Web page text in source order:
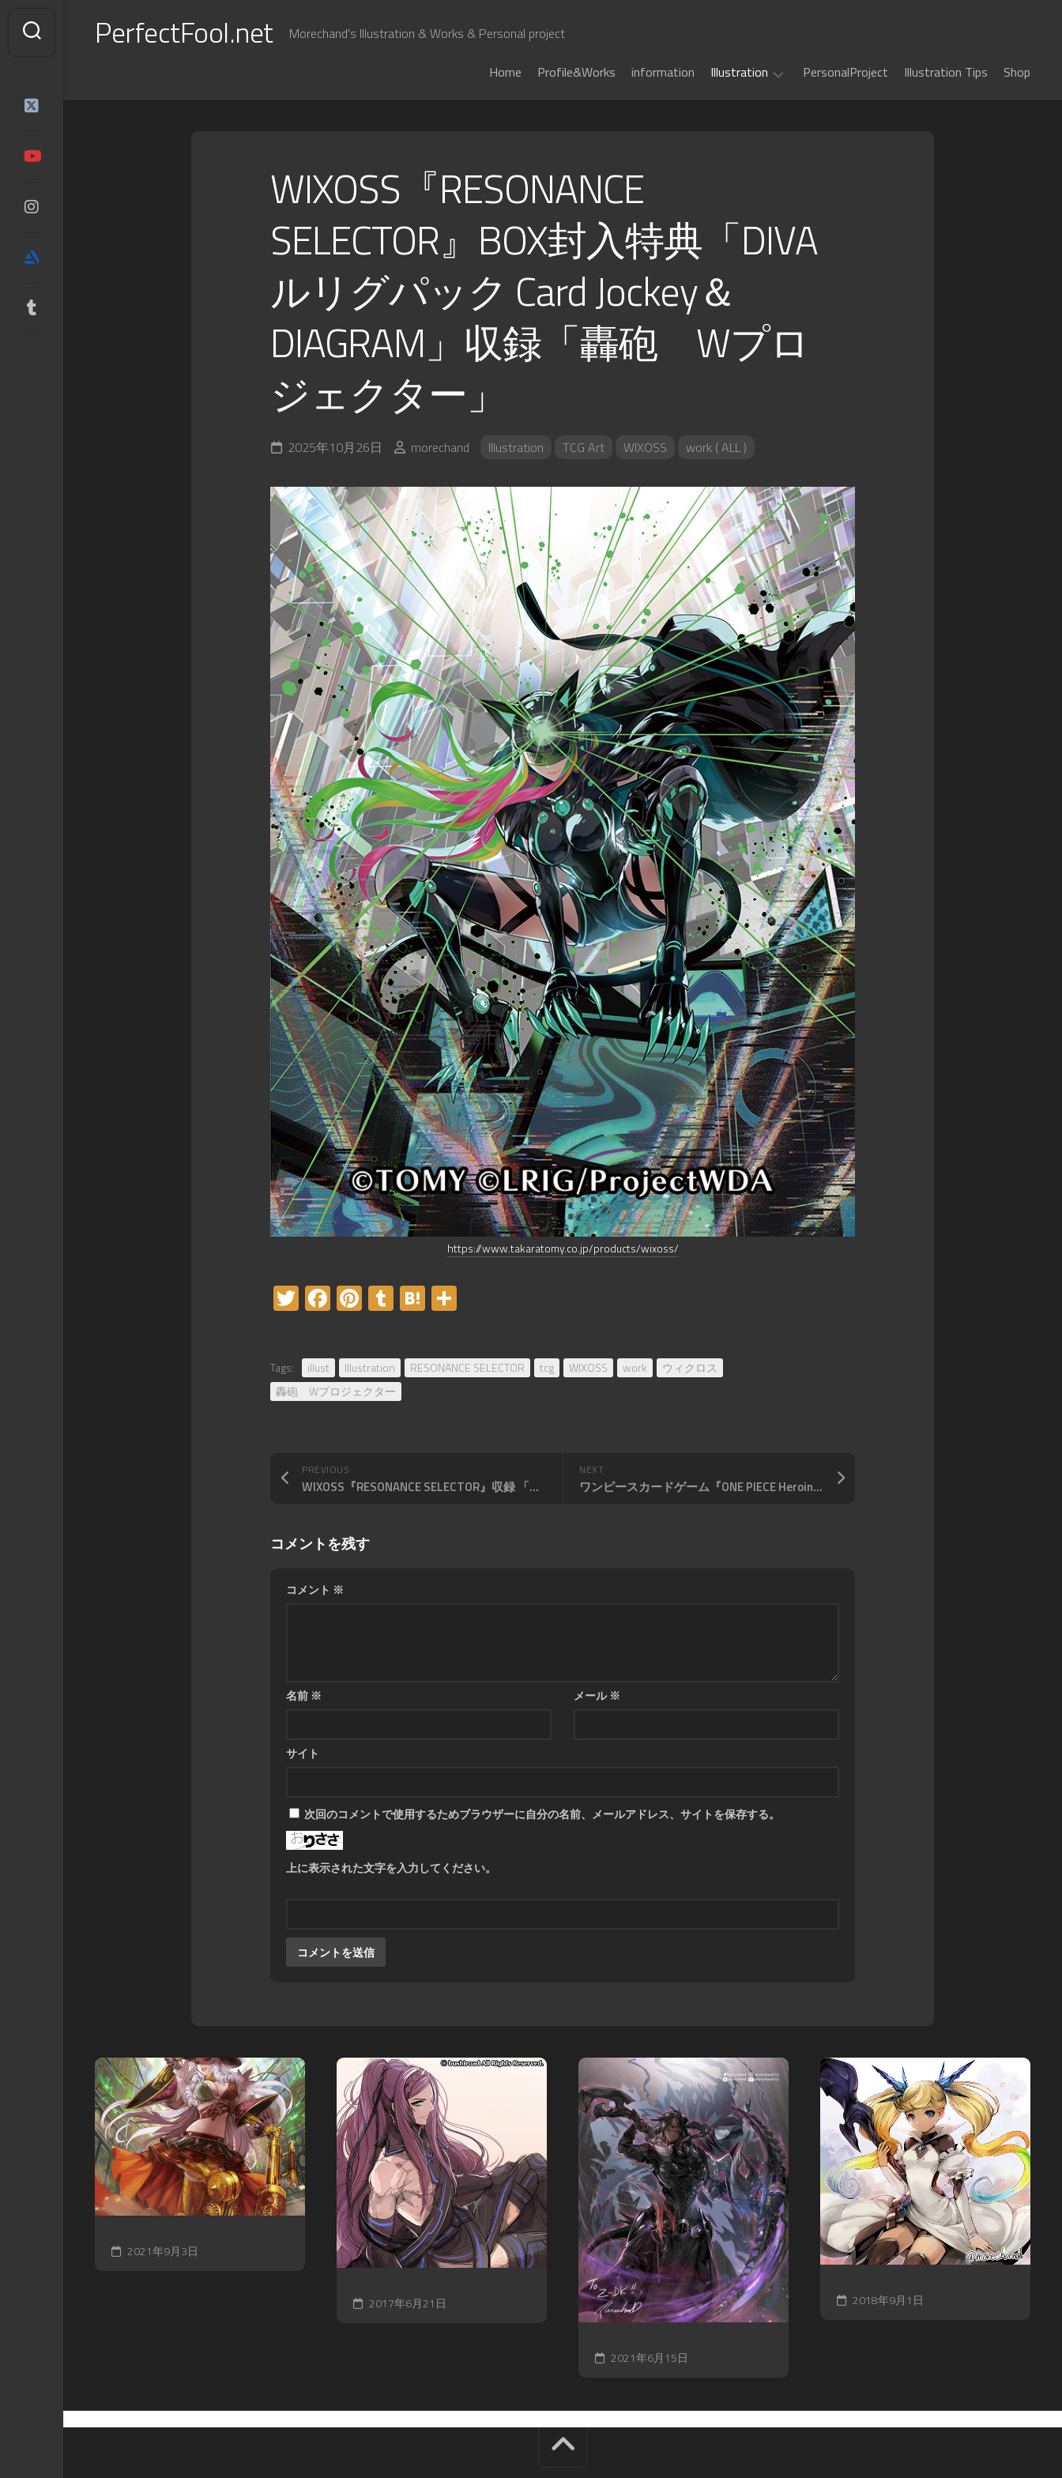
content
PerfectFool.net Morechand's Illustration & Works & Personal project
Home Profile&Works information Illustration
TCG
Art
フ
ァ
イ
ト!!
ヴ
ァ
WIXOSS
ン
ピ
ー
ス
ー
ド
ゲ
ー
ム
デ
ュ
エ
ル・
マ
ス
タ
ー
ズ
バ
デ
ィ
フ
ァ
イ
ト
ラ
ス
ト
ロ
ニ
ク
ル
ス
カ
イ
ガ
レ
オ
ン
ド
レ
ッ
ド
ス
ピ
World
2.5
惑
星
語
ッ
ド
ラ
イ
ヒ
ー
ロ
ー
ズ
RPG
バ
ケ
ノ
カ
ワ
禁
書
封
印
譚
ブ
ラ
イ
ン
ド・
ミ
ト
ス
RPG
神
話
創
世
RPG
ア
マ
デ
ウ
ス
DARK
SOULS
TRPG
Other
Books
Game
Art
年
戦
争
御
プ
ロ
ジ
ェ
ト:RE
戦
国
IXA
ロ
マ
ン
シ
ン
サ
ガ
リ・
ユ
ニ
バ
ー
ス
神
撃
の
バ
ハ
ム
ー
ト
ト
リ
プ
ル
モ
ン
ス
タ
ー
ズ
超・
戦
闘
中
art
Original
illustration
Fan
Art
PersonalProject Illustration Tips Shop
WIXOSS『RESONANCE
SELECTOR』BOX封入特典「DIVA
ルリグパック Card Jockey＆
DIAGRAM」収録「轟砲 Wプロ
ジェクター」
2025年10月26日 morechand Illustration TCG Art WIXOSS work ( ALL )
https://www.takaratomy.co.jp/products/wixoss/
Twitter
Facebook
Pinterest
TumblrHatena
Tags: illust Illustration RESONANCE SELECTOR tcg WIXOSS work
ウィクロス
轟砲 Wプロジェクター
NEXT
ワンピースカードゲーム『ONE PIECE Heroines Edition』収録 「孔雀」（パラレル版）
PREVIOUS
WIXOSS『RESONANCE SELECTOR』収録 「赤計火車」
コメントを残す
コメント ※
名前 ※ メール※
サイト
次回のコメントで使用するためブラウザーに自分の名前、メールアドレス、サイトを保存する。
上に表示された文字を入力してください。
2021年9月3日
2017年6月21日
2021年6月15日
2018年9月1日